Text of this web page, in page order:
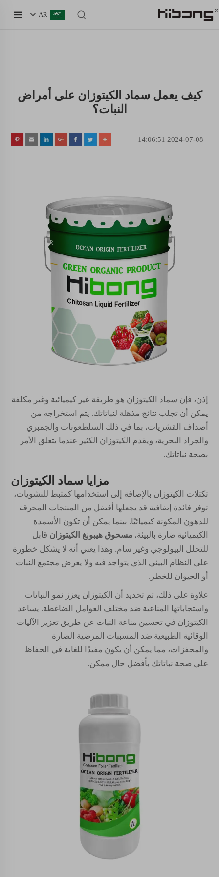
AR
كيف يعمل سماد الكيتوزان على أمراض
النبات؟
2024-07-08 14:06:51
إذن، فإن سماد الكيتوزان هو طريقة غير كيميائية وغير مكلفة
يمكن أن تجلب نتائج مذهلة لنباتاتك. يتم استخراجه من
أصداف القشريات، بما في ذلك السلطعونات والجمبري
والجراد البحرية، ويقدم الكيتوزان الكثير عندما يتعلق الأمر
بصحة نباتاتك.
مزايا سماد الكيتوزان
تكتلات الكيتوزان بالإضافة إلى استخدامها كمثبط للنشويات،
توفر فائدة إضافية قد يجعلها أفضل من المنتجات المحرقة
للدهون المكونة كيميائيًا. بينما يمكن أن تكون الأسمدة
الكيميائية ضارة بالبيئة، مسحوق هيبونغ الكيتوزان قابل
للتحلل البيولوجي وغير سام. وهذا يعني أنه لا يشكل خطورة
على النظام البيئي الذي يتواجد فيه ولا يعرض مجتمع النبات
أو الحيوان للخطر.
علاوة على ذلك، تم تحديد أن الكيتوزان يعزز نمو النباتات
واستجاباتها المناعية ضد مختلف العوامل الضاغطة. يساعد
الكيتوزان في تحسين مناعة النبات عن طريق تعزيز الآليات
الوقائية الطبيعية ضد المسببات المرضية الضارة
والمحفزات، مما يمكن أن يكون مفيدًا للغاية في الحفاظ
على صحة نباتاتك بأفضل حال ممكن.